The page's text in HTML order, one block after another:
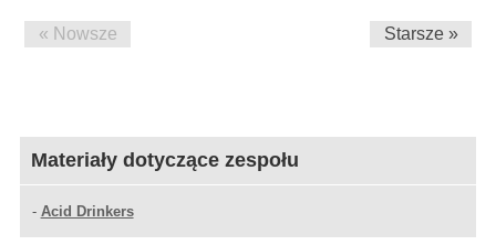
« Nowsze Starsze »
Materiały dotyczące zespołu
- Acid Drinkers